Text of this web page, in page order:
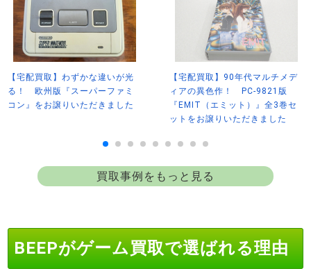
【宅配買取】わずかな違いが光
る！ 欧州版『スーパーファミ
コン』をお譲りいただきました
【宅配買取】90年代マルチメデ
ィアの異色作！ PC-9821版
『EMIT（エミット）』全3巻セ
ットをお譲りいただきました
買取事例をもっと見る
BEEPがゲーム買取で選ばれる理由